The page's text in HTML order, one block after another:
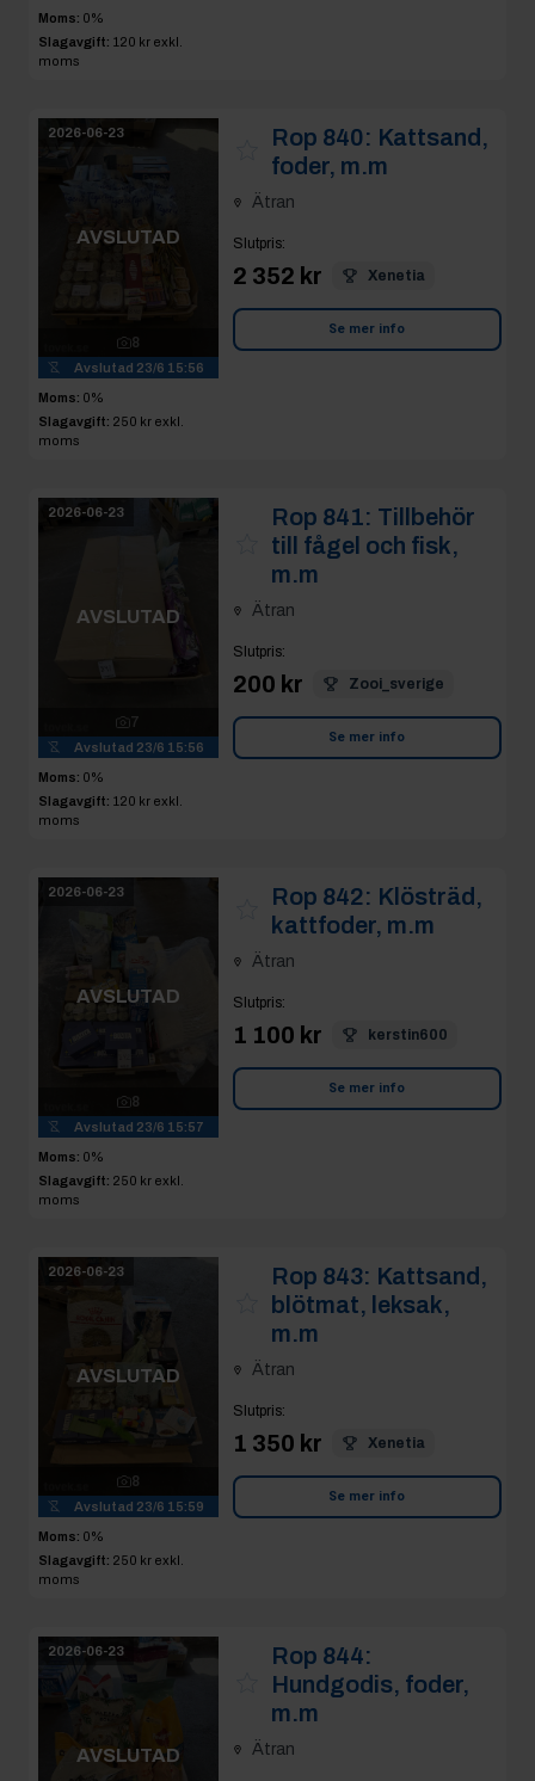
Moms: 0%
Slagavgift: 120 kr exkl.
moms
2026-06-23
AVSLUTAD
8
Avslutad 23/6 15:56
Moms: 0%
Slagavgift: 250 kr exkl.
moms
Rop 840: Kattsand,
foder, m.m
Ätran
Slutpris:
2 352 kr Xenetia
Se mer info
2026-06-23
AVSLUTAD
7
Avslutad 23/6 15:56
Moms: 0%
Slagavgift: 120 kr exkl.
moms
Rop 841: Tillbehör
till fågel och fisk,
m.m
Ätran
Slutpris:
200 kr Zooi_sverige
Se mer info
2026-06-23
AVSLUTAD
8
Avslutad 23/6 15:57
Moms: 0%
Slagavgift: 250 kr exkl.
moms
Rop 842: Klösträd,
kattfoder, m.m
Ätran
Slutpris:
1 100 kr kerstin600
Se mer info
2026-06-23
AVSLUTAD
8
Avslutad 23/6 15:59
Moms: 0%
Slagavgift: 250 kr exkl.
moms
Rop 843: Kattsand,
blötmat, leksak,
m.m
Ätran
Slutpris:
1 350 kr Xenetia
Se mer info
2026-06-23
AVSLUTAD
Rop 844:
Hundgodis, foder,
m.m
Ätran